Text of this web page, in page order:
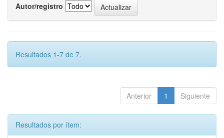
Autor/registro
Resultados 1-7 de 7.
Anterior 1 Siguiente
Resultados por ítem: